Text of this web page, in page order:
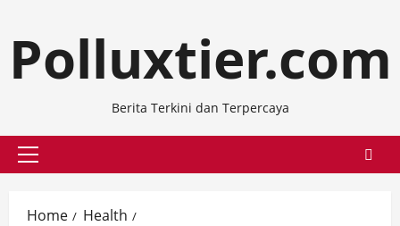
content
Polluxtier.com
Berita Terkini dan Terpercaya
Primary
Home
Health